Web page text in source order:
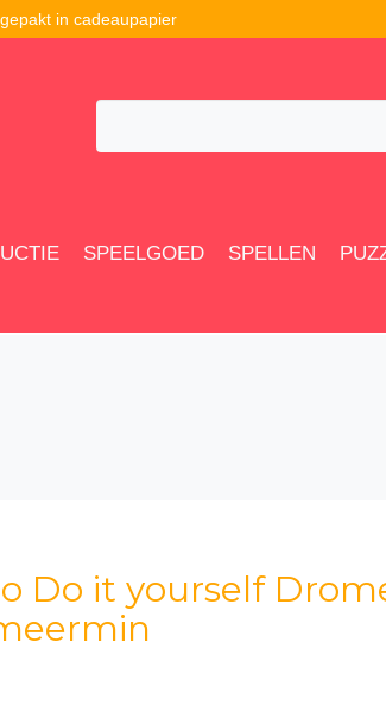
in cadeaupapier
SPEELGOED SPELLEN
Do it yourself